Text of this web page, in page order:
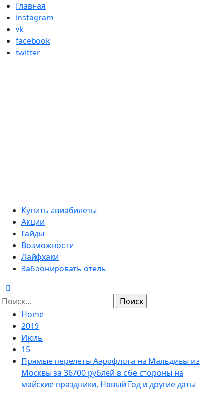
Skip
to
content
Главная
instagram
vk
facebook
twitter
Primary
Menu
Купить авиабилеты
Акции
Гайды
Возможности
Лайфхаки
Забронировать отель
Найти:
Home
2019
Июль
15
Прямые перелеты Аэрофлота на Мальдивы из
Москвы за 36700 рублей в обе стороны на
майские праздники, Новый Год и другие даты